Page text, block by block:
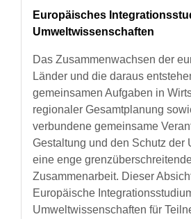
Europäisches
Umweltwissenschaften
Das Zusammenwachsen der
Länder und die daraus
gemeinsamen Aufgaben in
regionaler Gesamtplanung
verbundene gemeinsame
Gestaltung und den Schutz der
eine enge
Zusammenarbeit. Dieser
Europäische
Umweltwissenschaften für